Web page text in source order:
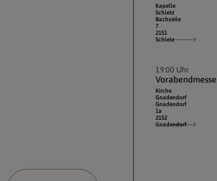
Kapelle
Schletz
Bachzeile
7
2151
Schletz
19:00 Uhr
Vorabendmesse
Kirche
Gnadendorf
Gnadendorf
1a
2152
Gnadendorf